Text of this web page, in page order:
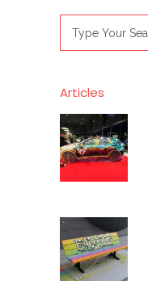
for:
Articles